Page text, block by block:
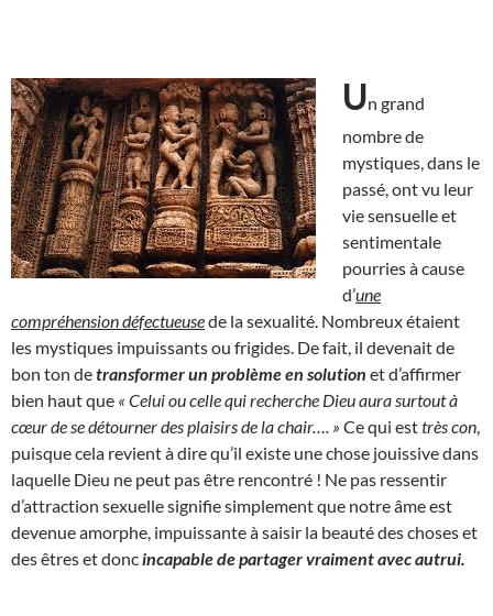
Un grand
nombre de
mystiques, dans le
passé, ont vu leur
vie sensuelle et
sentimentale
pourries à cause
d’une
compréhension défectueusede la sexualité. Nombreux étaient
les mystiques impuissants ou frigides. De fait, il devenait de
bon ton detransformer un problème en solution et d’affirmer
bien haut que « Celui ou celle qui recherche Dieu aura surtout à
cœur de se détourner des plaisirs de la chair…. » Ce qui esttrès con
puisque cela revient à dire qu’il existe une chose jouissive dans
laquelle Dieu ne peut pas être rencontré ! Ne pas ressentir
d’attraction sexuelle signifie simplement que notre âme est
devenue amorphe, impuissante à saisir la beauté des choses et
des êtres et donc incapable de partager vraiment avec autrui.